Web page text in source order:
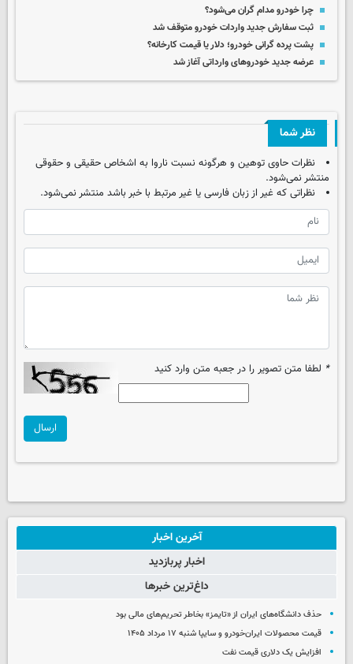
چرا خودرو مدام گران می‌شود؟‌
ثبت سفارش جدید واردات خودرو متوقف شد
پشت پرده گرانی خودرو؛ دلار یا قیمت کارخانه؟
عرضه جدید خودروهای وارداتی آغاز شد
نظر شما
نظرات حاوی توهین و هرگونه نسبت ناروا به اشخاص حقیقی و حقوقی
منتشر نمی‌شود.
نظراتی که غیر از زبان فارسی یا غیر مرتبط با خبر باشد منتشر نمی‌شود.
* لطفا متن تصویر را در جعبه متن وارد کنید
ارسال
آخرین اخبار
اخبار پربازدید
داغ‌ترین خبرها
حذف دانشگاه‌های ایران از «تایمز» بخاطر تحریم‌های مالی بود
قیمت محصولات ایران‌خودرو و سایپا شنبه ۱۷ مرداد ۱۴۰۵
افزایش یک دلاری قیمت نفت